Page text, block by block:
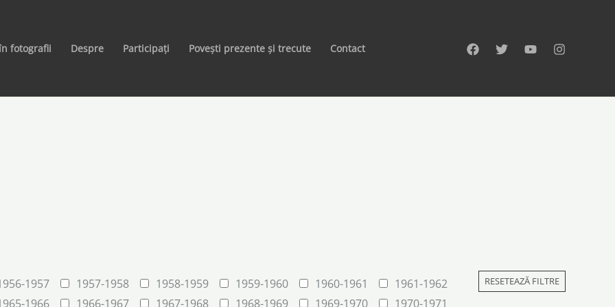
fotografii Despre Participați Povești prezente și trecute Contact
1957 1957-1958 1958-1959 1959-1960 1960-1961
1961-1962
1966 1966-1967 1967-1968 1968-1969 1969-1970
1970-1971
RESETEAZĂ FILTRE